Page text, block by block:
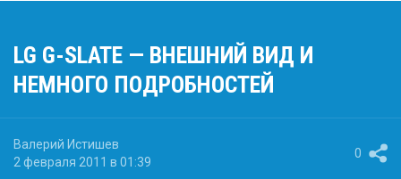
LG G-SLATE — ВНЕШНИЙ ВИД И
НЕМНОГО ПОДРОБНОСТЕЙ
Валерий Истишев
2 февраля 2011 в 01:39
0